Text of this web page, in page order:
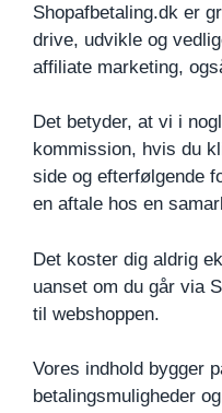
Shopafbetaling.dk er
drive, udvikle og
affiliate marketing,
Det betyder, at vi i
kommission, hvis du
side og efterfølgende
en aftale hos en
Det koster dig aldrig
uanset om du går via
til webshoppen.
Vores indhold bygger
betalingsmuligheder